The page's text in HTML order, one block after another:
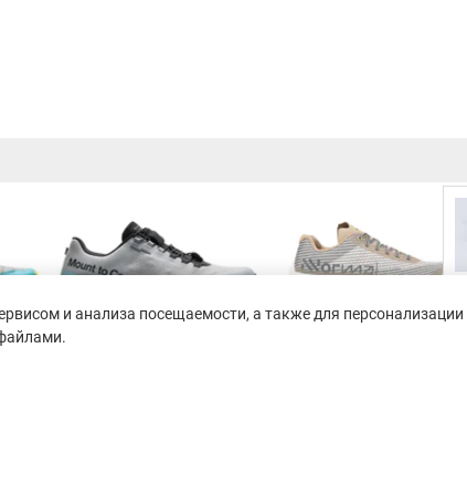
и анализа посещаемости, а также для персонализации